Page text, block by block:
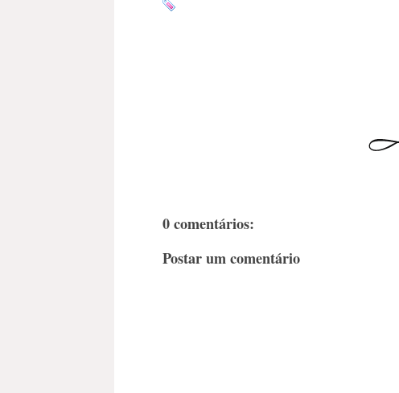
0 comentários:
Postar um comentário